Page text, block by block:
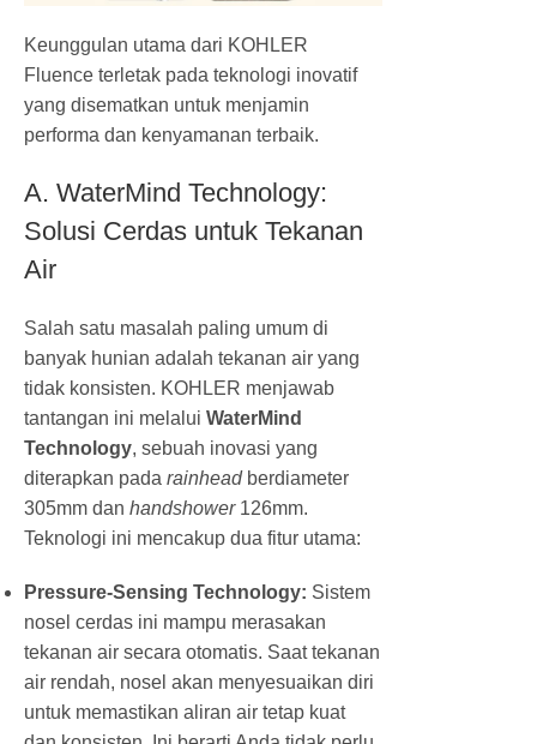
Keunggulan utama dari KOHLER
Fluence terletak pada teknologi inovatif
yang disematkan untuk menjamin
performa dan kenyamanan terbaik.
A. WaterMind Technology:
Solusi Cerdas untuk Tekanan
Air
Salah satu masalah paling umum di
banyak hunian adalah tekanan air yang
tidak konsisten. KOHLER menjawab
tantangan ini melalui WaterMind
Technology, sebuah inovasi yang
diterapkan pada rainheadberdiameter
305mm dan handshower126mm.
Teknologi ini mencakup dua fitur utama:
Pressure-Sensing Technology: Sistem
nosel cerdas ini mampu merasakan
tekanan air secara otomatis. Saat tekanan
air rendah, nosel akan menyesuaikan diri
untuk memastikan aliran air tetap kuat